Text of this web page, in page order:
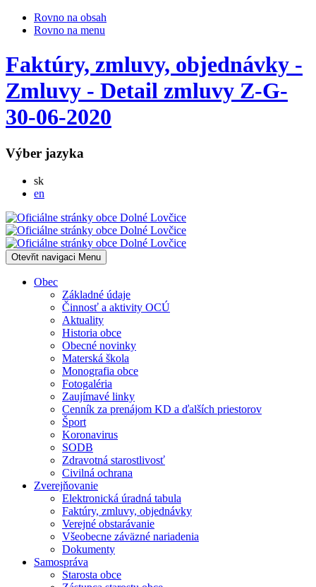
Rovno na obsah
Rovno na menu
Faktúry, zmluvy, objednávky -
Zmluvy - Detail zmluvy Z-G-
30-06-2020
Výber jazyka
skSlovensky
en
Otevřit navigaci Menu
Obec
Základné údaje
Činnosť a aktivity OCÚ
Aktuality
Historia obce
Obecné novinky
Materská škola
Monografia obce
Fotogaléria
Zaujímavé linky
Cenník za prenájom KD a ďalších priestorov
Šport
Koronavirus
SODB
Zdravotná starostlivosť
Civilná ochrana
Zverejňovanie
Elektronická úradná tabula
Faktúry, zmluvy, objednávky
Verejné obstarávanie
Všeobecne záväzné nariadenia
Dokumenty
Samospráva
Starosta obce